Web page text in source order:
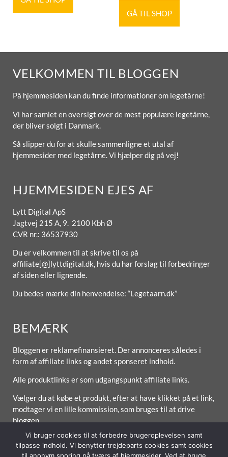
GÅ TIL SHOP
VELKOMMEN TIL BLOGGEN
På hjemmesiden kan du finde informationer om legetårne!
Vi har samlet en oversigt over de mest populære legetårne,
der bliver solgt i Danmark.
Så slipper du for at skulle sammenligne et utal af
hjemmesider med legetårne. Vi hjælper dig på vej!
HJEMMESIDEN EJES AF
Lytt Digital ApS
Jagtvej 215 A, 9. 2100 Kbh Ø
CVR nr.: 36537930
Du er velkommen til at skrive til os på
affiliate[@]lyttdigital.dk, hvis du har forslag til forbedringer
af siden eller lignende.
Du bedes mærke din henvendelse: “Legetaarn.dk”
BEMÆRK
Bloggen er reklamefinansieret. Der annonceres således i
form af affiliate links og andet sponseret indhold.
Alle produktlinks er som udgangspunkt affiliate links.
Vælger du at købe et produkt, efter at have klikket på et link,
modtager vi en lille kommission, som bruges til at drive
bloggen.
Vi bruger cookies til at forbedre brugeroplevelsen samt
tilpasse indhold. Vi benytter trejdeparts cookies samt cookies